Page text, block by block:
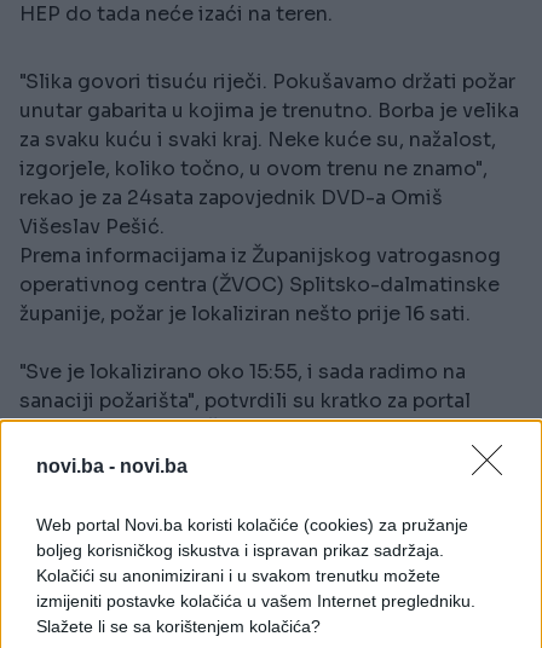
novi.ba - novi.ba
Web portal Novi.ba koristi kolačiće (cookies) za pružanje
boljeg korisničkog iskustva i ispravan prikaz sadržaja.
Kolačići su anonimizirani i u svakom trenutku možete
izmijeniti postavke kolačića u vašem Internet pregledniku.
Slažete li se sa korištenjem kolačića?
HEP do tada neće izaći na teren.
"Slika govori tisuću riječi. Pokušavamo držati požar
unutar gabarita u kojima je trenutno. Borba je velika
za svaku kuću i svaki kraj. Neke kuće su, nažalost,
izgorjele, koliko točno, u ovom trenu ne znamo",
rekao je za 24sata zapovjednik DVD-a Omiš
Višeslav Pešić.
Prema informacijama iz Županijskog vatrogasnog
operativnog centra (ŽVOC) Splitsko-dalmatinske
županije, požar je lokaliziran nešto prije 16 sati.
"Sve je lokalizirano oko 15:55, i sada radimo na
sanaciji požarišta", potvrdili su kratko za portal
Dalmacija Danas iz ŽVOC-a. Iako je situacija na
Kopilici pod kontrolom, splitski vatrogasci ostaju
osigurali potpuno gašenje požarišta.
U međuvremenu, splitska policija traga za
piromanom koji je u petak podmetnuo požare u
Tučepima i Podgori kod Makarske. Očevid na
požarištima potvrdio je sumnje vatrogasaca da se